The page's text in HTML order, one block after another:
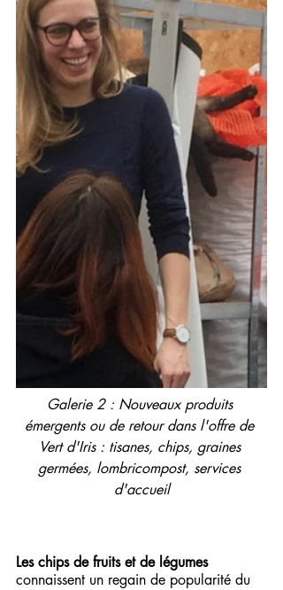
Galerie 2 : Nouveaux produits
émergents ou de retour dans l'offre de
Vert d'Iris : tisanes, chips, graines
germées, lombricompost, services
d'accueil
Les chips de fruits et de légumes
connaissent un regain de popularité du